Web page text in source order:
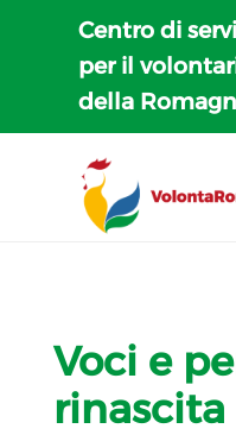
Centro di
per il
della
Voci e
rinascita